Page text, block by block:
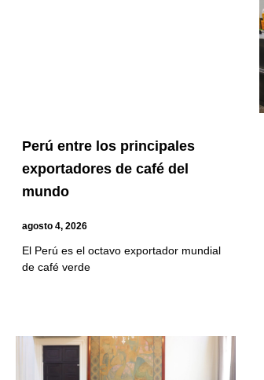
Perú entre los principales
exportadores de café del
mundo
agosto 4, 2026
El Perú es el octavo exportador mundial
de café verde